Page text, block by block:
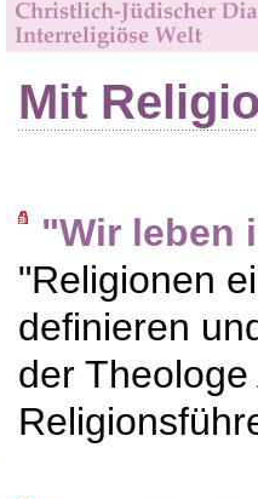
Mit
"Wir leben
"Religionen
definieren
der